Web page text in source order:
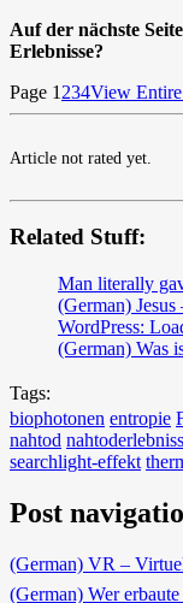
Auf der nächste
Erlebnisse?
Page 1 234View
Article not rated yet.
Related Stuff:
Man literally
(German)
WordPress:
(German) Was
Tags:
biophotonen entropie
nahtod
searchlight-effekt
Post
(German) VR –
(German) Wer